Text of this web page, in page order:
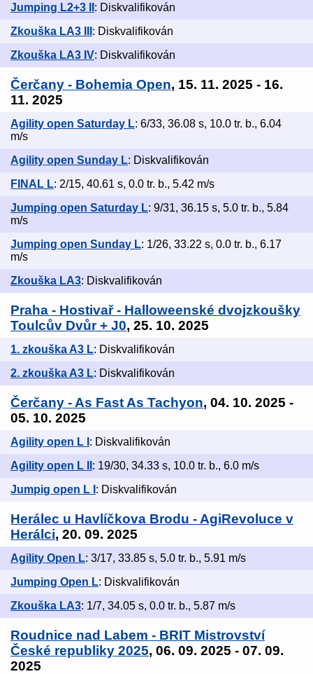
Jumping L2+3 II : Diskvalifikován
Zkouška LA3 III : Diskvalifikován
Zkouška LA3 IV: Diskvalifikován
Čerčany - Bohemia Open, 15. 11. 2025 - 16.
11. 2025
Agility open Saturday L: 6/33, 36.08 s, 10.0 tr. b., 6.04
m/s
Agility open Sunday L: Diskvalifikován
FINAL L: 2/15, 40.61 s, 0.0 tr. b., 5.42 m/s
Jumping open Saturday L: 9/31, 36.15 s, 5.0 tr. b., 5.84
m/s
Jumping open Sunday L: 1/26, 33.22 s, 0.0 tr. b., 6.17
m/s
Zkouška LA3: Diskvalifikován
Praha - Hostivař - Halloweenské dvojzkoušky
Toulcův Dvůr + J0, 25. 10. 2025
1. zkouška A3 L: Diskvalifikován
2. zkouška A3 L: Diskvalifikován
Čerčany - As Fast As Tachyon, 04. 10. 2025 -
05. 10. 2025
Agility open L I : Diskvalifikován
Agility open L II : 19/30, 34.33 s, 10.0 tr. b., 6.0 m/s
Jumpig open L I : Diskvalifikován
Herálec u Havlíčkova Brodu - AgiRevoluce v
Herálci, 20. 09. 2025
Agility Open L: 3/17, 33.85 s, 5.0 tr. b., 5.91 m/s
Jumping Open L: Diskvalifikován
Zkouška LA3: 1/7, 34.05 s, 0.0 tr. b., 5.87 m/s
Roudnice nad Labem - BRIT Mistrovství
České republiky 2025, 06. 09. 2025 - 07. 09.
2025